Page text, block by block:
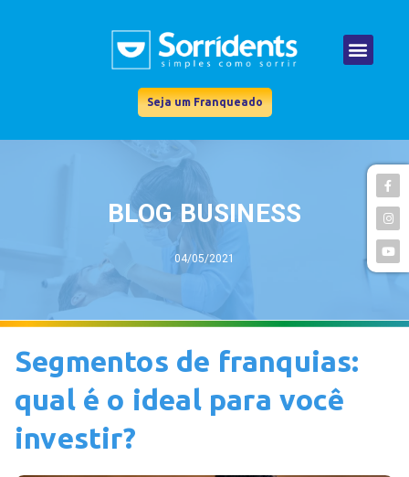
Seja um Franqueado
BLOG BUSINESS
04/05/2021
Segmentos de franquias:
qual é o ideal para você
investir?